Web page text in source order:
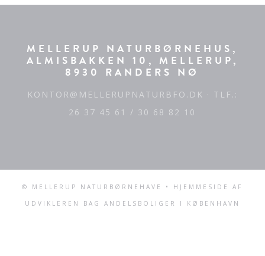
MELLERUP NATURBØRNEHUS,
ALMISBAKKEN 10, MELLERUP,
8930 RANDERS NØ
KONTOR@MELLERUPNATURBFO.DK · TLF.:
26 37 45 61 / 30 68 82 10
© MELLERUP NATURBØRNEHAVE • HJEMMESIDE AF
UDVIKLEREN BAG ANDELSBOLIGER I KØBENHAVN